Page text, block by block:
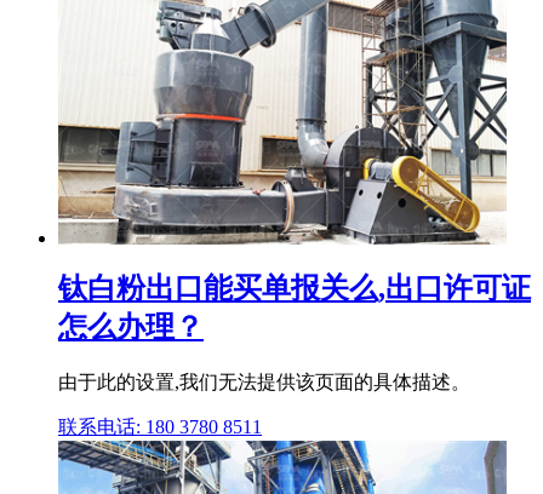
钛白粉出口能买单报关么,出口许可证
怎么办理？
由于此的设置,我们无法提供该页面的具体描述。
联系电话: 180 3780 8511